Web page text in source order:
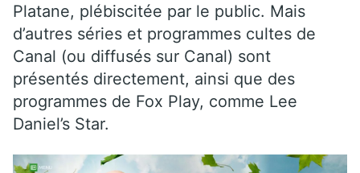
Platane, plébiscitée par le public. Mais
d’autres séries et programmes cultes de
Canal (ou diffusés sur Canal) sont
présentés directement, ainsi que des
programmes de Fox Play, comme Lee
Daniel’s Star.